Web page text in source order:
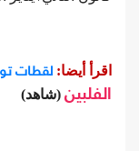
اقرأ أيضا: لقطات
الفلبين (شاهد)